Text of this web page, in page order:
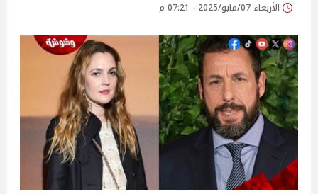
الأربعاء 07/مايو/2025 - 07:21 م